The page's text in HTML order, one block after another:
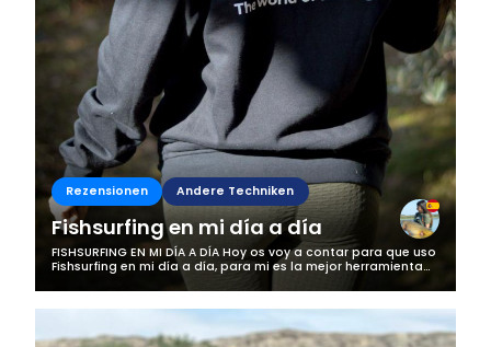
Rezensionen Andere Techniken
Fishsurfing en mi día a día
FISHSURFING EN MI DÍA A DÍA Hoy os voy a contar para que uso
Fishsurfing en mi día a día, para mi es la mejor herramienta
que tengo para la pesca, me gusta que es una apliacación
de pescadores...